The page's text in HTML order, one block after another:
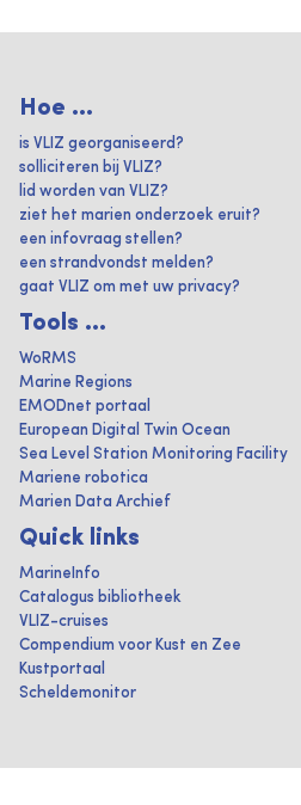
Hoe ...
is VLIZ georganiseerd?
solliciteren bij VLIZ?
lid worden van VLIZ?
ziet het marien onderzoek eruit?
een infovraag stellen?
een strandvondst melden?
gaat VLIZ om met uw privacy?
Tools ...
WoRMS
Marine Regions
EMODnet portaal
European Digital Twin Ocean
Sea Level Station Monitoring Facility
Mariene robotica
Marien Data Archief
Quick links
MarineInfo
Catalogus bibliotheek
VLIZ-cruises
Compendium voor Kust en Zee
Kustportaal
Scheldemonitor